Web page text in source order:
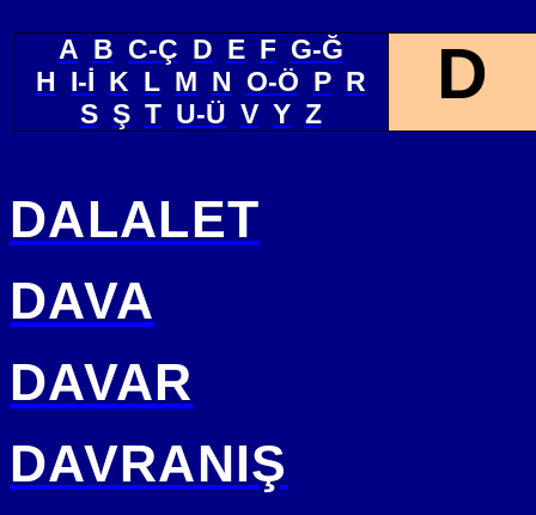
A B C-Ç D E F G-Ğ
H I-İ K L M N O-Ö P R
S Ş T U-Ü V Y Z
D
DALALET
DAVA
DAVAR
DAVRANIŞ